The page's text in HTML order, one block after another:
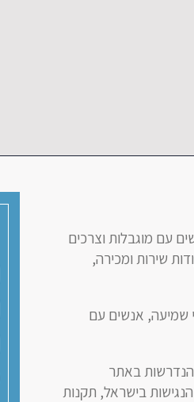
עם מוגבלות וצרכים
שירות ומכירה,
שמיעה, אנשים עם
הנדרשות באתר
בישראל, תקנות